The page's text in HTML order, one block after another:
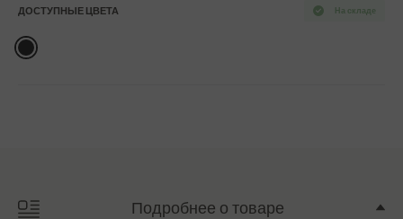
На складе
ДОСТУПНЫЕ ЦВЕТА
Подробнее о товаре